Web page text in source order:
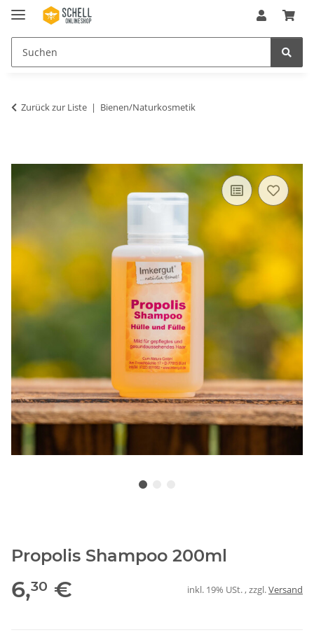
Zurück zur Liste Bienen/Naturkosmetik
Propolis Shampoo 200ml
6,30 € inkl. 19% USt. , zzgl.Versand